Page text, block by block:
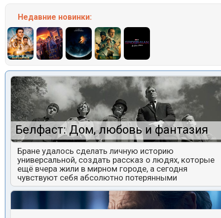
Недавние новинки:
Белфаст: Дом, любовь и фантазия
Бране удалось сделать личную историю
универсальной, создать рассказ о людях, которые
ещё вчера жили в мирном городе, а сегодня
чувствуют себя абсолютно потерянными